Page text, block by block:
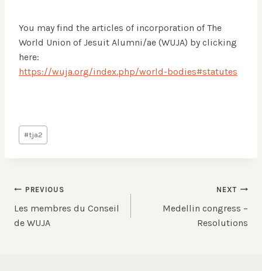
You may find the articles of incorporation of The
World Union of Jesuit Alumni/ae (WUJA) by clicking
here:
https://wuja.org/index.php/world-bodies#statutes
Post
Tags:
#tja2
Post
navigation
PREVIOUS
Les membres du Conseil
de WUJA
NEXT
Medellin congress –
Resolutions